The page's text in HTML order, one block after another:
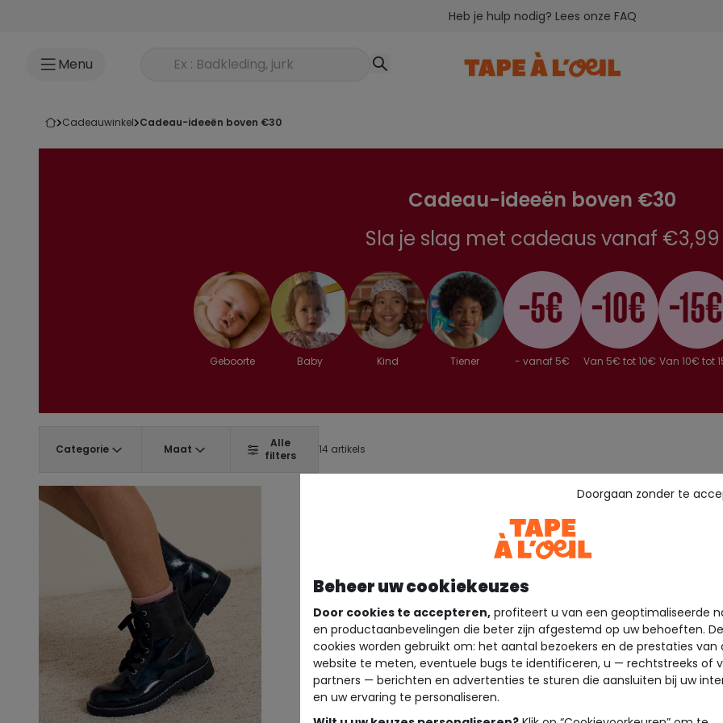
Heb je hulp nodig? Lees onze FAQ
Menu Rechercher un produit
cadeauwinkel cadeau-ideeën boven €30
Cadeau-ideeën boven €30
Sla je slag met cadeaus vanaf €3,99
Geboorte Baby Kind Tiener - vanaf 5€ Van 5€ tot 10€ Van 10€ tot
Categorie Maat
Alle
filters
14 artikels
Beheer uw cookiekeuzes
Door cookies te accepteren, profiteert u van een geoptimaliseerde
en productaanbevelingen die beter zijn afgestemd op uw behoeften.
cookies worden gebruikt om: het aantal bezoekers en de prestaties van
website te meten, eventuele bugs te identificeren, u — rechtstreeks of
partners — berichten en advertenties te sturen die aansluiten bij uw
en uw ervaring te personaliseren.
Doorgaan zonder te